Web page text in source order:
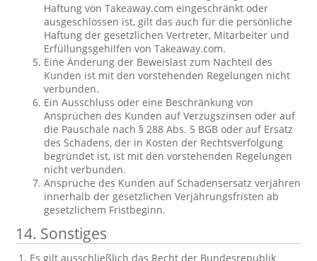
Haftung von Takeaway.com eingeschränkt oder
ausgeschlossen ist, gilt das auch für die persönliche
Haftung der gesetzlichen Vertreter, Mitarbeiter und
Erfüllungsgehilfen von Takeaway.com.
Eine Änderung der Beweislast zum Nachteil des
Kunden ist mit den vorstehenden Regelungen nicht
verbunden.
Ein Ausschluss oder eine Beschränkung von
Ansprüchen des Kunden auf Verzugszinsen oder auf
die Pauschale nach § 288 Abs. 5 BGB oder auf Ersatz
des Schadens, der in Kosten der Rechtsverfolgung
begründet ist, ist mit den vorstehenden Regelungen
nicht verbunden.
Ansprüche des Kunden auf Schadensersatz verjähren
innerhalb der gesetzlichen Verjährungsfristen ab
gesetzlichem Fristbeginn.
14. Sonstiges
Es gilt ausschließlich das Recht der Bundesrepublik